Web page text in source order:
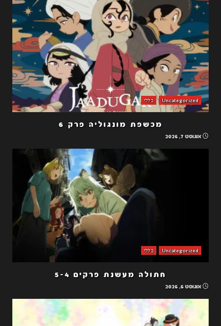
Uncategorized כללי
מכשפת מונגוליה פרק 6
אוגוסט 7, 2026
Uncategorized כללי
חתולה מעשנת פרקים 5-4
אוגוסט 6, 2026